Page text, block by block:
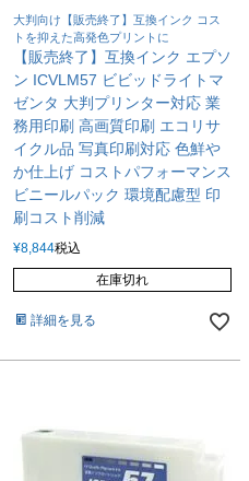
大判向け【販売終了】互換インク コス
トを抑えた高発色プリントに
【販売終了】互換インク エプソ
ン ICVLM57 ビビッドライトマ
ゼンタ 大判プリンター対応 業
務用印刷 高画質印刷 エコリサ
イクル品 写真印刷対応 色鮮や
か仕上げ コストパフォーマンス
ビニールパック 環境配慮型 印
刷コスト削減
¥8,844税込
在庫切れ
詳細を見る